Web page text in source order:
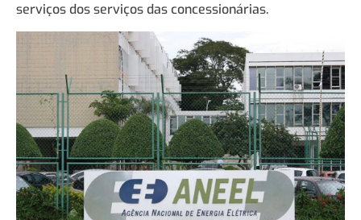
serviços dos serviços das concessionárias.